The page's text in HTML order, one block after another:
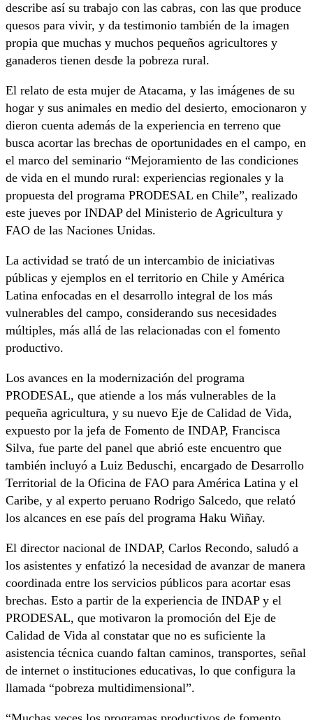
describe así su trabajo con las cabras, con las que produce
quesos para vivir, y da testimonio también de la imagen
propia que muchas y muchos pequeños agricultores y
ganaderos tienen desde la pobreza rural.
El relato de esta mujer de Atacama, y las imágenes de su
hogar y sus animales en medio del desierto, emocionaron y
dieron cuenta además de la experiencia en terreno que
busca acortar las brechas de oportunidades en el campo, en
el marco del seminario “Mejoramiento de las condiciones
de vida en el mundo rural: experiencias regionales y la
propuesta del programa PRODESAL en Chile”, realizado
este jueves por INDAP del Ministerio de Agricultura y
FAO de las Naciones Unidas.
La actividad se trató de un intercambio de iniciativas
públicas y ejemplos en el territorio en Chile y América
Latina enfocadas en el desarrollo integral de los más
vulnerables del campo, considerando sus necesidades
múltiples, más allá de las relacionadas con el fomento
productivo.
Los avances en la modernización del programa
PRODESAL, que atiende a los más vulnerables de la
pequeña agricultura, y su nuevo Eje de Calidad de Vida,
expuesto por la jefa de Fomento de INDAP, Francisca
Silva, fue parte del panel que abrió este encuentro que
también incluyó a Luiz Beduschi, encargado de Desarrollo
Territorial de la Oficina de FAO para América Latina y el
Caribe, y al experto peruano Rodrigo Salcedo, que relató
los alcances en ese país del programa Haku Wiñay.
El director nacional de INDAP, Carlos Recondo, saludó a
los asistentes y enfatizó la necesidad de avanzar de manera
coordinada entre los servicios públicos para acortar esas
brechas. Esto a partir de la experiencia de INDAP y el
PRODESAL, que motivaron la promoción del Eje de
Calidad de Vida al constatar que no es suficiente la
asistencia técnica cuando faltan caminos, transportes, señal
de internet o instituciones educativas, lo que configura la
llamada “pobreza multidimensional”.